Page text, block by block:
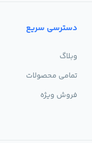
دسترسی سریع
وبلاگ
تمامی محصولات
فروش ویژه